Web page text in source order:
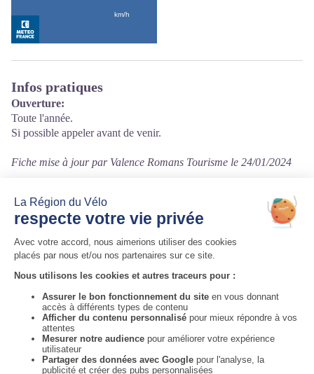
Infos pratiques
Ouverture:
Toute l'année.
Si possible appeler avant de venir.
Fiche mise à jour par Valence Romans Tourisme le 24/01/2024
Contact
8 Rue des Jardins
26730 Hostun
Tél. 04 75 48 89 27
Auvergne-Rhône-Alpes Tourisme